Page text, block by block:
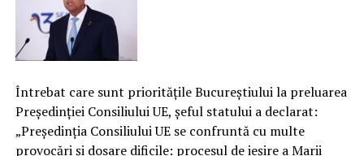
Întrebat care sunt priorităţile Bucureştiului la preluarea
Preşedinţiei Consiliului UE, şeful statului a declarat:
„Preşedinţia Consiliului UE se confruntă cu multe
provocări şi dosare dificile: procesul de ieşire a Marii